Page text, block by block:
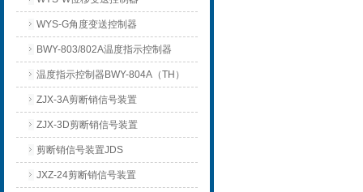
WYS-G角度变送控制器
BWY-803/802A温度指示控制器
温度指示控制器BWY-804A（TH）
ZJX-3A剪断销信号装置
ZJX-3D剪断销信号装置
剪断销信号装置JDS
JXZ-24剪断销信号装置